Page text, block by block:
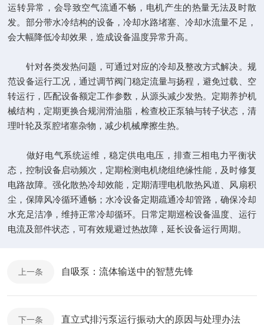
运转异常，会导致空气流通不畅，电机产生的热量无法及时散
发。部分带水冷结构的设备，冷却水路堵塞、冷却水流量不足，
会大幅降低冷却效果，造成设备温度异常升高。
针对各类发热问题，可通过对应的冷却及整改方式解决。规
范设备运行工况，通过调节阀门稳定流量与扬程，避免过载、空
转运行，匹配设备额定工作参数，从源头减少发热。定期养护机
械结构，定期更换合规润滑油脂，检查校正泵轴与转子状态，清
理叶轮及泵腔堵塞杂物，减少机械摩擦生热。
做好电气系统运维，稳定供电电压，排查三相电力平衡状
态，控制设备启动频次，定期检测电机绕组绝缘性能，及时修复
电路故障。强化散热冷却效能，定期清理电机散热风道、风扇积
尘，保障风冷循环通畅；水冷设备定期疏通冷却管路，确保冷却
水充足洁净，维持正常冷却循环。日常定期巡检设备温度、运行
电流及部件状态，可有效规避过热故障，延长设备运行周期。
上一条 自吸泵：流体输送中的智慧先锋
下一条 直立式排污泵运行振动大的原因与处理办法